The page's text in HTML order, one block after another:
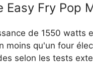
Easy Fry Pop
de 1550 watts
moins qu'un four
selon les tests